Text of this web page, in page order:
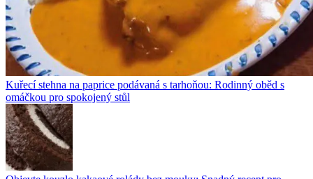
Kuřecí stehna na paprice podávaná s tarhoňou: Rodinný oběd s
omáčkou pro spokojený stůl